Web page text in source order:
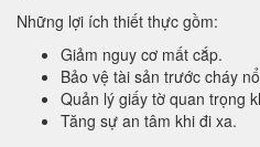
Những lợi ích thiết thực gồm:
Giảm nguy cơ mất cắp.
Bảo vệ tài sản trước cháy
Quản lý giấy tờ quan trọng
Tăng sự an tâm khi đi xa.